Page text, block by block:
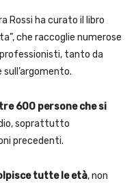
Rossi ha curato il libro
che raccoglie numerose
tanto da
600 persone che si
soprattutto
precedenti.
tutte le età, non